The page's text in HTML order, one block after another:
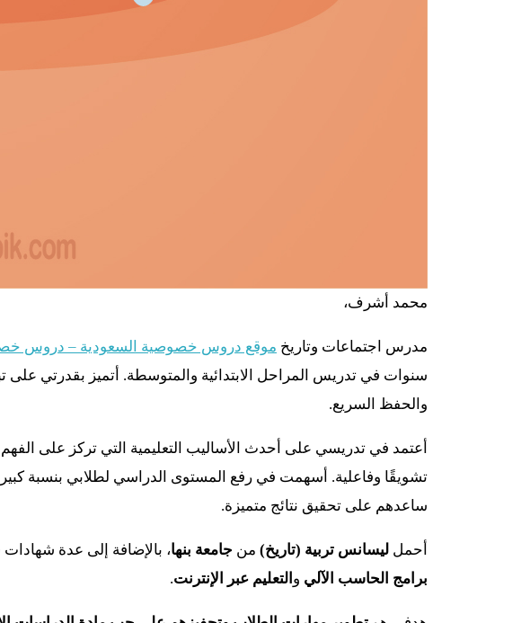
محمد أشرف،
مدرس اجتماعات وتاريخ موقع دروس خصوصية السعودية – دروس
سنوات في تدريس المراحل الابتدائية والمتوسطة. أتميز بقدرتي على
والحفظ السريع.
أعتمد في تدريسي على أحدث الأساليب التعليمية التي تركز على
تشويقًا وفاعلية. أسهمت في رفع المستوى الدراسي لطلابي بنسبة
ساعدهم على تحقيق نتائج متميزة.
أحمل ليسانس تربية (تاريخ) من جامعة بنها، بالإضافة إلى عدة
برامج الحاسب الآلي و التعليم عبر الإنترنت.